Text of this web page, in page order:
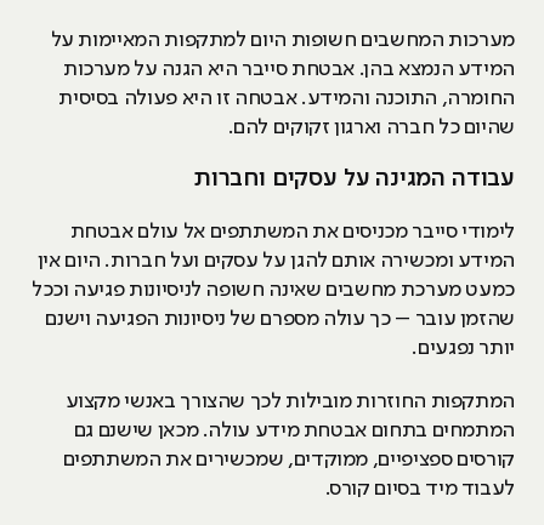
מערכות המחשבים חשופות היום למתקפות המאיימות על
המידע הנמצא בהן. אבטחת סייבר היא הגנה על מערכות
החומרה, התוכנה והמידע. אבטחה זו היא פעולה בסיסית
שהיום כל חברה וארגון זקוקים להם.
עבודה המגינה על עסקים וחברות
לימודי סייבר מכניסים את המשתתפים אל עולם אבטחת
המידע ומכשירה אותם להגן על עסקים ועל חברות. היום אין
כמעט מערכת מחשבים שאינה חשופה לניסיונות פגיעה וככל
שהזמן עובר – כך עולה מספרם של ניסיונות הפגיעה וישנם
יותר נפגעים.
המתקפות החוזרות מובילות לכך שהצורך באנשי מקצוע
המתמחים בתחום אבטחת מידע עולה. מכאן שישנם גם
קורסים ספציפיים, ממוקדים, שמכשירים את המשתתפים
לעבוד מיד בסיום קורס.